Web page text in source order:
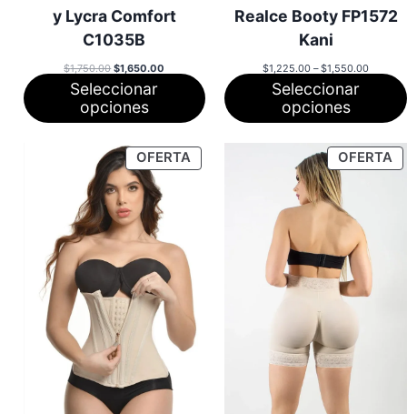
y Lycra Comfort
C1035B
$1,750.00El
original
$1,750.00.
$1,650.00
precio
$1,650.00.
Seleccionar
opciones
Realce Booty FP1572
Kani
$1,225.00 – $1,550.00Rango
precios:
hasta
Seleccionar
opciones
OFERTAPRODUCTO
EN
OFERTA